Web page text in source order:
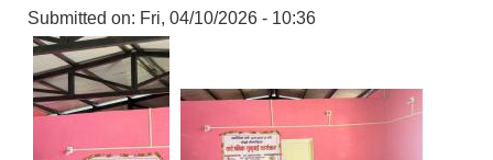
Submitted on: Fri, 04/10/2026 - 10:36